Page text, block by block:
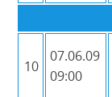
10
07.06.09
09:00